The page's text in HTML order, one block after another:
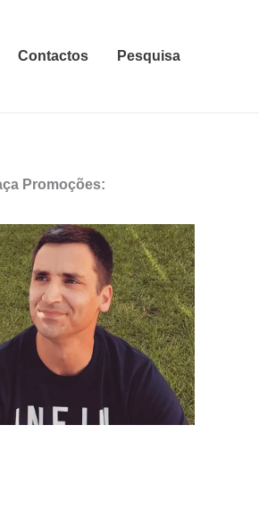
Contactos Pesquisa
Promoções: